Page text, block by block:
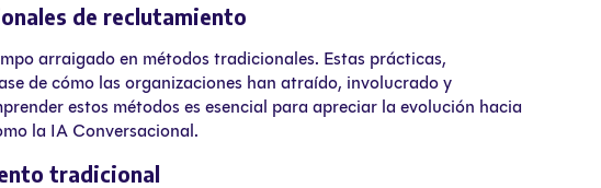
de reclutamiento
arraigado en métodos tradicionales. Estas prácticas,
de cómo las organizaciones han atraído, involucrado y
estos métodos es esencial para apreciar la evolución hacia
la IA Conversacional.
tradicional